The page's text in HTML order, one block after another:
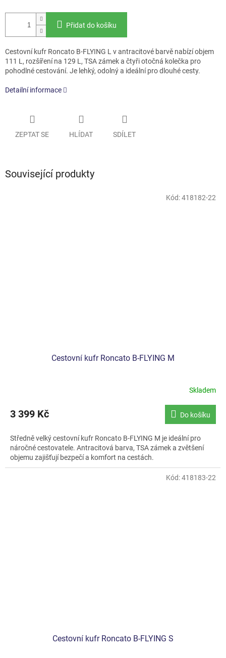
Přidat do košíku
Cestovní kufr Roncato B-FLYING L v antracitové barvě nabízí objem
111 L, rozšíření na 129 L, TSA zámek a čtyři otočná kolečka pro
pohodlné cestování. Je lehký, odolný a ideální pro dlouhé cesty.
Detailní informace
ZEPTAT SE HLÍDAT SDÍLET
Související produkty
Cestovní kufr Roncato B-FLYING M
Skladem
3 399 Kč Do košíku
Středně velký cestovní kufr Roncato B-FLYING M je ideální pro
náročné cestovatele. Antracitová barva, TSA zámek a zvětšení
objemu zajišťují bezpečí a komfort na cestách.
Kód:418182-22
Cestovní kufr Roncato B-FLYING S
Kód:418183-22